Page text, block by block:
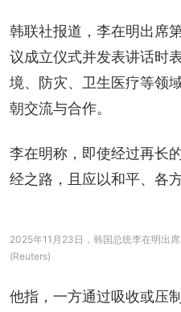
韩联社报道，李在明出席
议成立仪式并发表讲话时
境、防灾、卫生医疗等领
朝交流与合作。
李在明称，即使经过再长
经之路，且应以和平、各
2025年11月23日，韩国总统李在明出
(Reuters)
他指，一方通过吸收或压